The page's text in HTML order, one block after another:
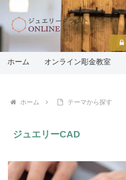
ホーム オンライン彫金教室
ホーム テーマから探す
ジュエリーCAD